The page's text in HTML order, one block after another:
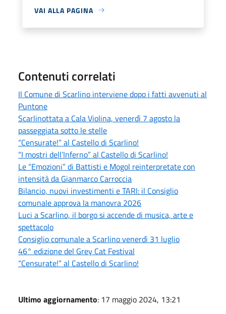
VAI ALLA PAGINA
Contenuti correlati
Il Comune di Scarlino interviene dopo i fatti avvenuti al
Puntone
Scarlinottata a Cala Violina, venerdì 7 agosto la
passeggiata sotto le stelle
“Censurate!” al Castello di Scarlino!
“I mostri dell’Inferno” al Castello di Scarlino!
Le “Emozioni” di Battisti e Mogol reinterpretate con
intensità da Gianmarco Carroccia
Bilancio, nuovi investimenti e TARI: il Consiglio
comunale approva la manovra 2026
Luci a Scarlino, il borgo si accende di musica, arte e
spettacolo
Consiglio comunale a Scarlino venerdì 31 luglio
46° edizione del Grey Cat Festival
“Censurate!” al Castello di Scarlino!
Ultimo aggiornamento: 17 maggio 2024, 13:21